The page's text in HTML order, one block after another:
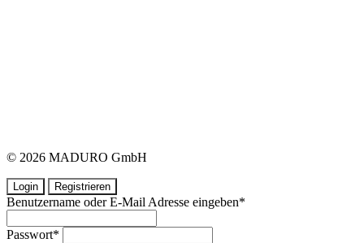
© 2026 MADURO GmbH
Login Registrieren
Benutzername oder E-Mail Adresse eingeben*
Passwort*